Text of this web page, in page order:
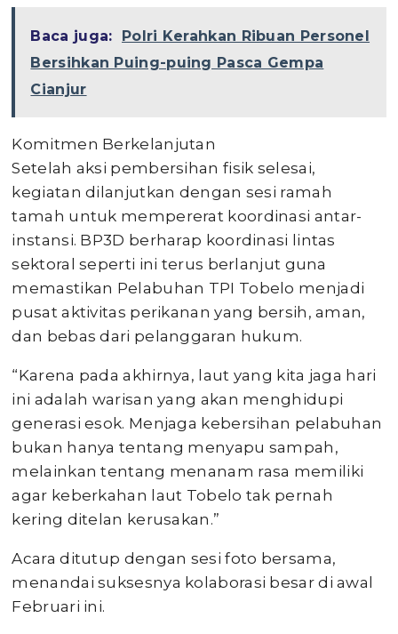
Baca juga:
Polri Kerahkan Ribuan Personel
Bersihkan Puing-puing Pasca Gempa
Cianjur
Komitmen Berkelanjutan
​Setelah aksi pembersihan fisik selesai,
kegiatan dilanjutkan dengan sesi ramah
tamah untuk mempererat koordinasi antar-
instansi. BP3D berharap koordinasi lintas
sektoral seperti ini terus berlanjut guna
memastikan Pelabuhan TPI Tobelo menjadi
pusat aktivitas perikanan yang bersih, aman,
dan bebas dari pelanggaran hukum.
“Karena pada akhirnya, laut yang kita jaga hari
ini adalah warisan yang akan menghidupi
generasi esok. Menjaga kebersihan pelabuhan
bukan hanya tentang menyapu sampah,
melainkan tentang menanam rasa memiliki
agar keberkahan laut Tobelo tak pernah
kering ditelan kerusakan.”
Acara ditutup dengan sesi foto bersama,
menandai suksesnya kolaborasi besar di awal
Februari ini.